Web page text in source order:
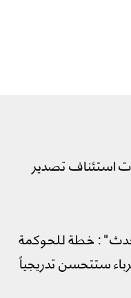
استئناف تصدير
خطة للحوكمة
ستتحسن تدريجياً